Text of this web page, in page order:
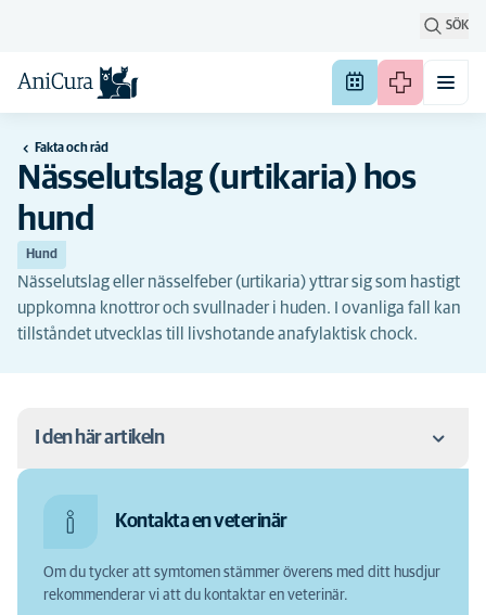
SÖK
Fakta och råd
Nässelutslag (urtikaria) hos
hund
Hund
Nässelutslag eller nässelfeber (urtikaria) yttrar sig som hastigt
uppkomna knottror och svullnader i huden. I ovanliga fall kan
tillståndet utvecklas till livshotande anafylaktisk chock.
I den här artikeln
Behandling
Kontakta en veterinär
Om du tycker att symtomen stämmer överens med ditt husdjur
rekommenderar vi att du kontaktar en veterinär.